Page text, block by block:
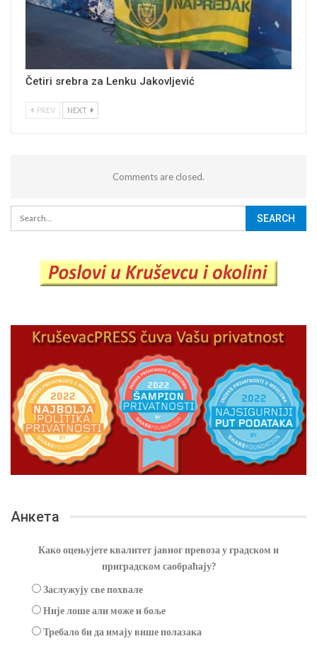
Četiri srebra za Lenku Jakovljević
PREV NEXT
Comments are closed.
Анкета
Како оцењујете квалитет јавног превоза у градском и
приградском саобраћају?
Заслужују све похвале
Није лоше али може и боље
Требало би да имају више полазака